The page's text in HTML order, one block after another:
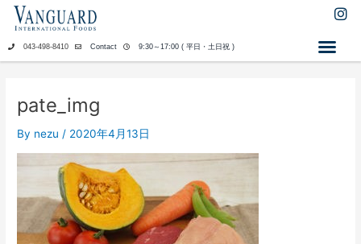
ス
I
043-498-8410 Contact 9:30～17:00 ( 平日・土日祝 )
pate_img
By nezu / 2020年4月13日